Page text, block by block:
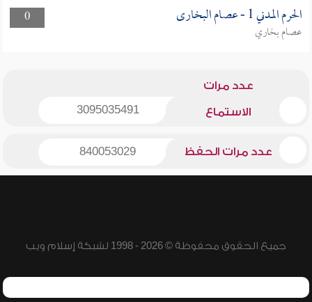
0
الحرم المدني 1 - عصام البخارى
عصام بخاري
عدد مرات
الاستماع 3095035491
عدد مرات الحفظ 840053029
جميع الحقوق محفوظة © 2026 - 1998 لشبكة إسلام ويب